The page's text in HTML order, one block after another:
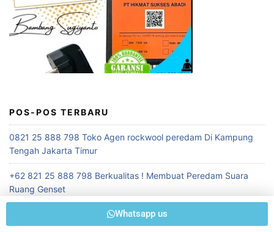
POS-POS TERBARU
0821 25 888 798 Toko Agen rockwool peredam Di Kampung
Tengah Jakarta Timur
+62 821 25 888 798 Berkualitas ! Membuat Peredam Suara
Ruang Genset
0821 25 888 798 Pusat Penjualan Rockwool Murah terdekat
Whatsapp us